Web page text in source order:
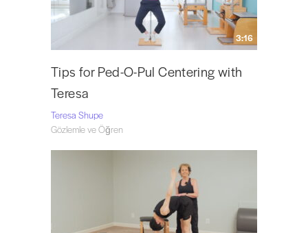
3:16
Tips for Ped-O-Pul Centering with
Teresa
Teresa Shupe
Gözlemle ve Öğren